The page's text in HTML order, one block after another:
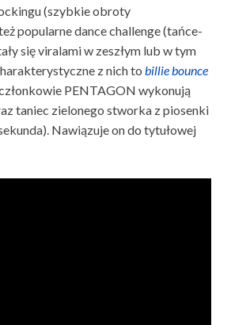
(szybkie obroty
popularne dance challenge (tańce-
się viralami w zeszłym lub w tym
z nich to billie bounce
PENTAGON wykonują
taniec zielonego stworka z piosenki
Nawiązuje on do tytułowej